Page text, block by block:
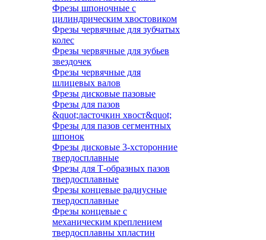
Фрезы шпоночные с
цилиндрическим хвостовиком
Фрезы червячные для зубчатых
колес
Фрезы червячные для зубьев
звездочек
Фрезы червячные для
шлицевых валов
Фрезы дисковые пазовые
Фрезы для пазов
&quot;ласточкин хвост&quot;
Фрезы для пазов сегментных
шпонок
Фрезы дисковые 3-хсторонние
твердосплавные
Фрезы для Т-образных пазов
твердосплавные
Фрезы концевые радиусные
твердосплавные
Фрезы концевые с
механическим креплением
твердосплавны хпластин